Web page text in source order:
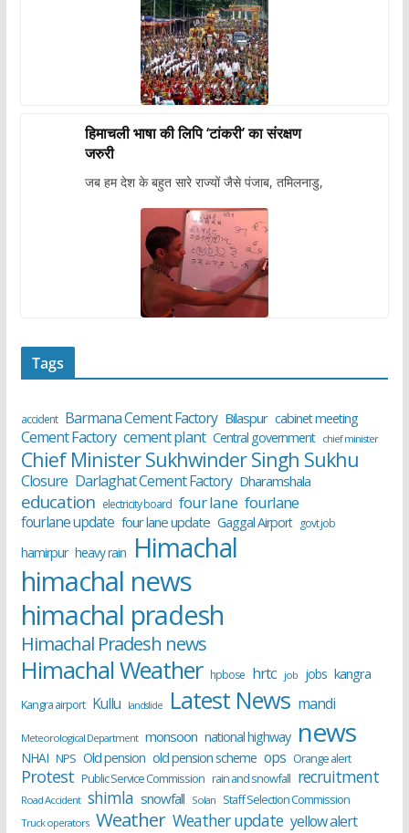
हिमाचली भाषा की लिपि ‘टांकरी’ का संरक्षण
जरुरी
जब हम देश के बहुत सारे राज्यों जैसे पंजाब, तमिलनाडु,
Tags
accident Barmana Cement Factory Bilaspur cabinet meeting
Cement Factory cement plant Central government chief minister
Chief Minister Sukhwinder Singh Sukhu
Closure Darlaghat Cement Factory Dharamshala
education electricity board four lane fourlane
fourlane update four lane update Gaggal Airport govt job
hamirpur heavy rain Himachal
himachal news
himachal pradesh
Himachal Pradesh news
Himachal Weather hpbose hrtc job jobs kangra
Kangra airport Kullu landslide Latest News mandi
Meteorological Department monsoon national highway news
NHAI NPS Old pension old pension scheme ops Orange alert
Protest Public Service Commission rain and snowfall recruitment
Road Accident shimla snowfall Solan Staff Selection Commission
Truck operators Weather Weather update yellow alert